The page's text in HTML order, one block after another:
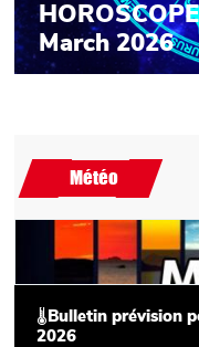
March 2026
Météo
Main picture
🌡Bulletin prévision
2026